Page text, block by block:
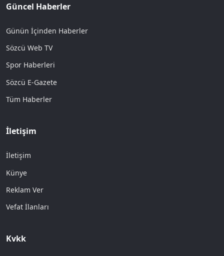
Güncel Haberler
Günün İçinden Haberler
Sözcü Web TV
Spor Haberleri
Sözcü E-Gazete
Tüm Haberler
İletişim
İletişim
Künye
Reklam Ver
Vefat İlanları
Kvkk